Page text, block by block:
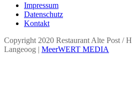
Impressum
Datenschutz
Kontakt
Copyright 2020 Restaurant Alte Post /
Langeoog | MeerWERT MEDIA